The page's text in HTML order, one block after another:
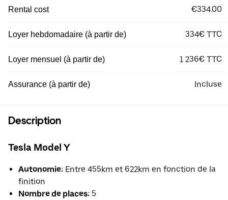
Rental cost €334.00
Loyer hebdomadaire (à partir de) 334€ TTC
Loyer mensuel (à partir de) 1 236€ TTC
Assurance (à partir de) Incluse
Description
Tesla Model Y
Autonomie: Entre 455km et 622km en fonction de la
finition
Nombre de places: 5